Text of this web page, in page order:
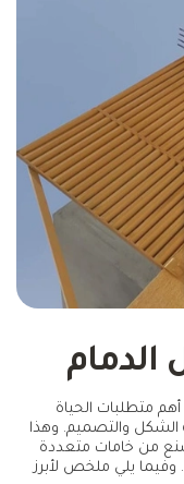
الدمام
متطلبات الحياة
الشكل والتصميم. وهذا
من خامات متعددة
وفيما يلي ملخص لأبرز